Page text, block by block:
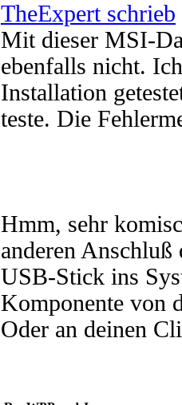
TheExpert schrieb
Mit dieser MSI-
ebenfalls nicht.
Installation
teste. Die
Hmm, sehr
anderen
USB-Stick ins
Komponente von
Oder an deinen